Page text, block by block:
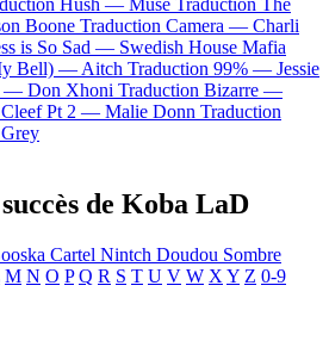
Boone Traduction Camera — Charli
is So Sad — Swedish House Mafia
Bell) — Aitch Traduction 99% — Jessie
— Don Xhoni Traduction Bizarre —
Cleef Pt 2 — Malie Donn Traduction
de Koba LaD
Cartel Nintch Doudou Sombre
M N O P Q R S T U V W X Y Z 0-9